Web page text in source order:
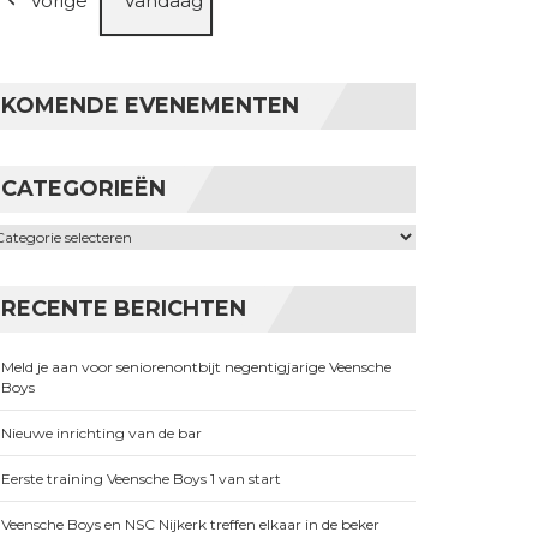
KOMENDE EVENEMENTEN
CATEGORIEËN
RECENTE BERICHTEN
Meld je aan voor seniorenontbijt negentigjarige Veensche
Boys
Nieuwe inrichting van de bar
Eerste training Veensche Boys 1 van start
Veensche Boys en NSC Nijkerk treffen elkaar in de beker